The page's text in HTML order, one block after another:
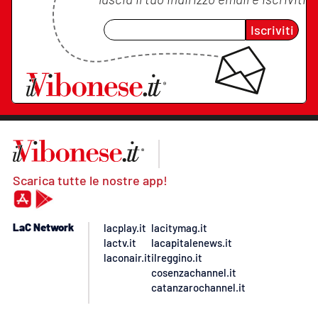
Iscriviti
Scarica tutte le nostre app!
LaC Network
lacplay.it
lactv.it
laconair.it
lacitymag.it
lacapitalenews.it
ilreggino.it
cosenzachannel.it
catanzarochannel.it